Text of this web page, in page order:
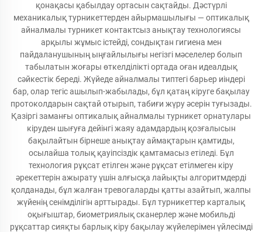
қонақасы қабылдау ортасын сақтайды. Дәстүрлі
механикалық турникеттерден айырмашылығы — оптикалық
айналмалы турникет контактсыз анықтау технологиясы
арқылы жұмыс істейді, сондықтан гигиена мен
пайдаланушының ыңғайлылығы негізгі мәселелер болып
табылатын жоғары өткелділікті ортада оған идеалдық
сәйкестік береді. Жүйеде айналмалы типтегі барьер иіндері
бар, олар тегіс ашылып-жабылады, бұл қатаң кіруге бақылау
протоколдарын сақтай отырып, табиғи жүру әсерін туғызады.
Қазіргі заманғы оптикалық айналмалы турникет орнатулары
кіруден шығуға дейінгі жаяу адамдардың қозғалысын
бақылайтын бірнеше анықтау аймақтарын қамтиды,
осылайша толық қауіпсіздік қамтамасыз етіледі. Бұл
технология рұқсат етілген және рұқсат етілмеген кіру
әрекеттерін ажырату үшін алғысқа лайықты алгоритмдерді
қолданады, бұл жалған тревогаларды қатты азайтып, жалпы
жүйенің сенімділігін арттырады. Бұл турникеттер карталық
оқығыштар, биометриялық сканерлер және мобильді
рұқсаттар сияқты барлық кіру бақылау жүйелерімен үйлесімді